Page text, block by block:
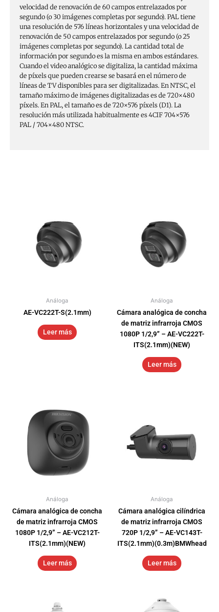
Análoga
AE-VC222T-S(2.1mm)
Leer más
Análoga
Cámara analógica de concha
de matriz infrarroja CMOS
1080P 1/2,9” – AE-VC222T-
ITS(2.1mm)(NEW)
Leer más
Análoga
Cámara analógica de concha
de matriz infrarroja CMOS
1080P 1/2,9” – AE-VC212T-
ITS(2.1mm)(NEW)
Leer más
Análoga
Cámara analógica cilíndrica
de matriz infrarroja CMOS
720P 1/2,9” – AE-VC143T-
ITS(2.1mm)(0.3m)BMWhead
Leer más
velocidad de renovación de 60 campos entrelazados por
segundo (o 30 imágenes completas por segundo). PAL tiene
una resolución de 576 líneas horizontales y una velocidad de
renovación de 50 campos entrelazados por segundo (o 25
imágenes completas por segundo). La cantidad total de
información por segundo es la misma en ambos estándares.
Cuando el video analógico se digitaliza, la cantidad máxima
de píxels que pueden crearse se basará en el número de
líneas de TV disponibles para ser digitalizadas. En NTSC, el
tamaño máximo de imágenes digitalizadas es de 720×480
píxels. En PAL, el tamaño es de 720×576 píxels (D1). La
resolución más utilizada habitualmente es 4CIF 704×576
PAL / 704×480 NTSC.